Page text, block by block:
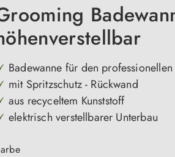
Badewanne für den
mit Spritzschutz - Rückwand
aus recyceltem Kunststoff
elektrisch verstellbarer Unterbau
auswählen